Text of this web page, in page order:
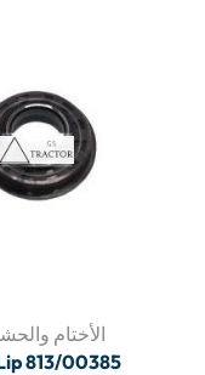
الأختام
813/00385